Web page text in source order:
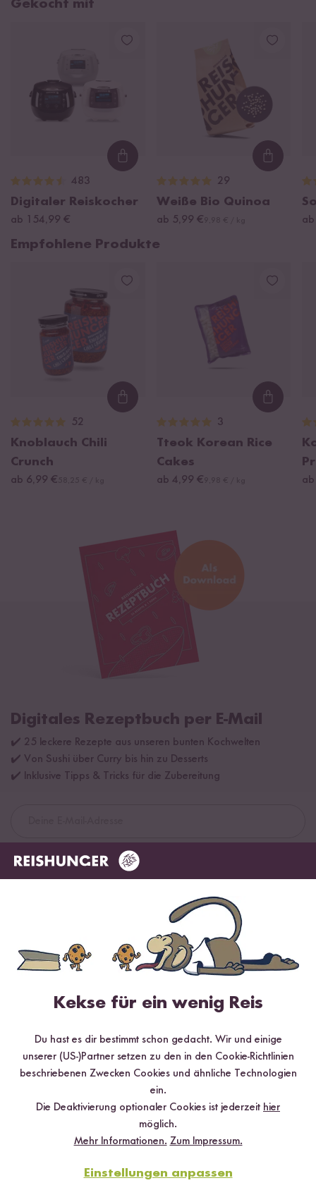
Gekocht mit
Loading...
483
Digitaler Reiskocher
ab 154,99 €
29
Weiße Bio Quinoa
ab 5,99 €
Empfohlene Produkte
Loading...
52
Knoblauch Chili
Crunch
ab 6,99 €
3
Tteok Korean Rice
Cakes
ab 4,99 €
Digitales Rezeptbuch per E-Mail
✔️ 25 leckere Rezepte aus unseren bunten Kochwelten
✔️ Von Sushi über Curry bis hin zu Desserts
✔️ Inklusive Tipps & Tricks für die Zubereitung
Jetzt sichern
*Das Digitale Rezeptbuch wird dir nach vollständiger Anmeldung zum Newsletter
Mehr Rezepte mit Weiße Bio Quinoa
Vegetarisch Glutenfrei
Kekse für ein wenig Reis
Du hast es dir bestimmt schon gedacht. Wir und einige
unserer (US-)Partner setzen zu den in den Cookie-Richtlinien
beschriebenen Zwecken Cookies und ähnliche Technologien
ein.
Die Deaktivierung optionaler Cookies ist jederzeit hier
möglich.
Mehr Informationen. Zum Impressum.
Einstellungen anpassen